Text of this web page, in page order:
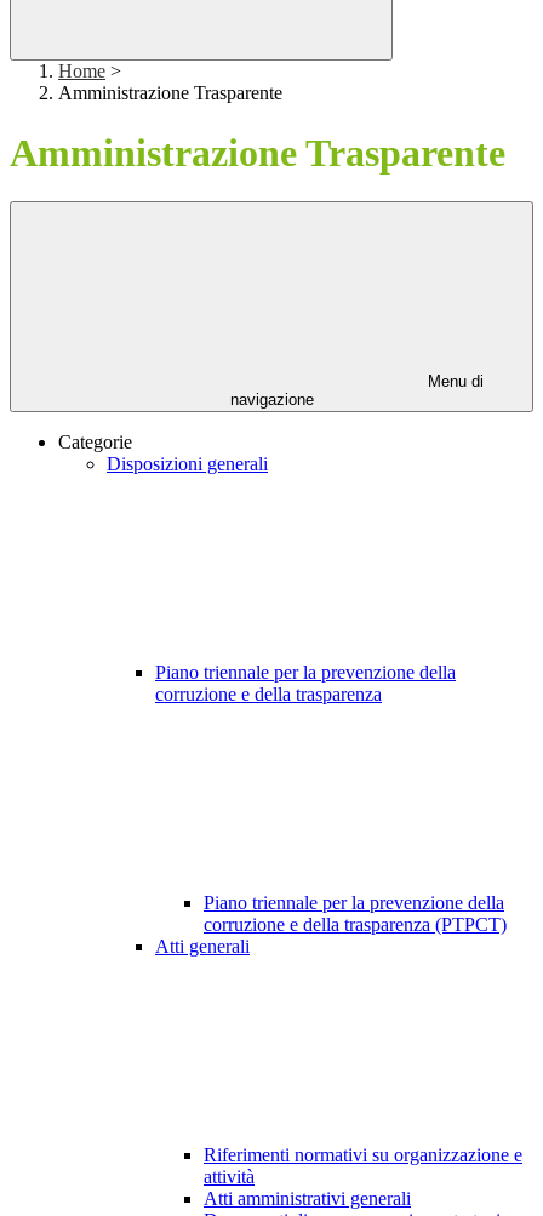
Home >
Amministrazione Trasparente
Amministrazione Trasparente
Menu di
navigazione
Categorie
Disposizioni generali
Piano triennale per la prevenzione della
corruzione e della trasparenza
Piano triennale per la prevenzione della
corruzione e della trasparenza (PTPCT)
Atti generali
Riferimenti normativi su organizzazione e
attività
Atti amministrativi generali